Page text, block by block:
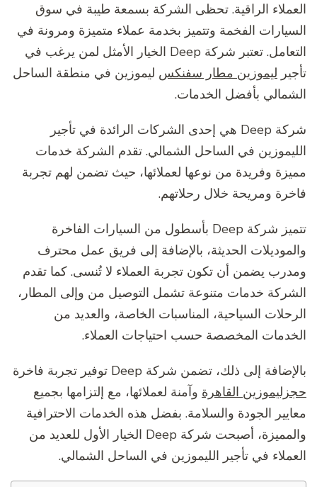
العملاء الراقية. تحظى الشركة بسمعة طيبة في سوق
السيارات الفخمة وتتميز بخدمة عملاء متميزة ومرونة في
التعامل. تعتبر شركة Deep الخيار الأمثل لمن يرغب في
تأجير ليموزين مطار سفنكس ليموزين في منطقة الساحل
الشمالي بأفضل الخدمات.
شركة Deep هي إحدى الشركات الرائدة في تأجير
الليموزين في الساحل الشمالي. تقدم الشركة خدمات
مميزة وفريدة من نوعها لعملائها، حيث تضمن لهم تجربة
فاخرة ومريحة خلال رحلاتهم.
تتميز شركة Deep بأسطول من السيارات الفاخرة
والموديلات الحديثة، بالإضافة إلى فريق عمل محترف
ومدرب يضمن أن تكون تجربة العملاء لا تُنسى. كما تقدم
الشركة خدمات متنوعة تشمل التوصيل من وإلى المطار،
الرحلات السياحية، المناسبات الخاصة، والعديد من
الخدمات المخصصة حسب احتياجات العملاء.
بالإضافة إلى ذلك، تضمن شركة Deep توفير تجربة فاخرة
حجزليموزين القاهرة وآمنة لعملائها، مع إلتزامها بجميع
معايير الجودة والسلامة. بفضل هذه الخدمات الاحترافية
والمميزة، أصبحت شركة Deep الخيار الأول للعديد من
العملاء في تأجير الليموزين في الساحل الشمالي.